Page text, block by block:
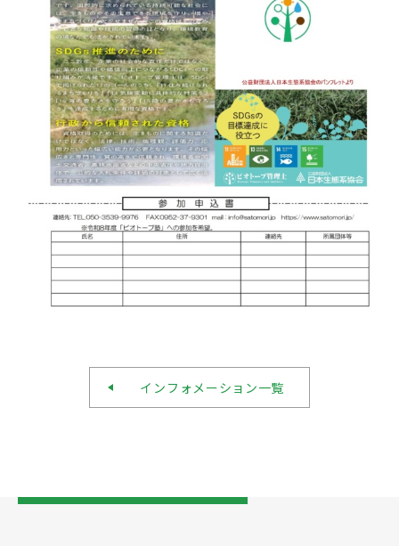
インフォメーション一覧